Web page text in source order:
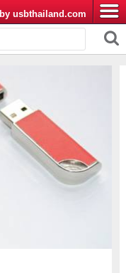
usbthailand.com